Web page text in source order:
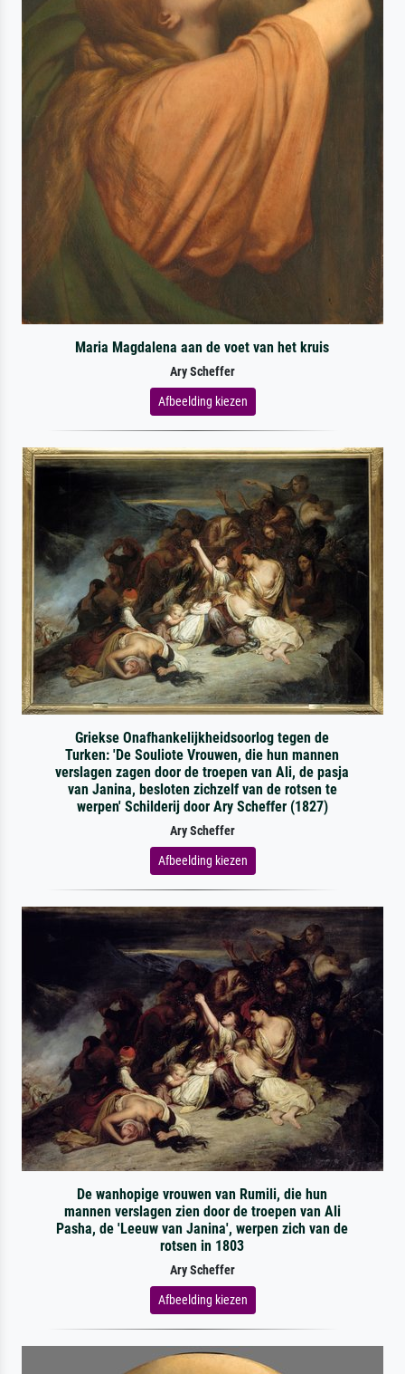
Maria Magdalena aan de voet van het kruis
Ary Scheffer
Afbeelding kiezen
Griekse Onafhankelijkheidsoorlog tegen de
Turken: 'De Souliote Vrouwen, die hun mannen
verslagen zagen door de troepen van Ali, de pasja
van Janina, besloten zichzelf van de rotsen te
werpen' Schilderij door Ary Scheffer (1827)
Ary Scheffer
Afbeelding kiezen
De wanhopige vrouwen van Rumili, die hun
mannen verslagen zien door de troepen van Ali
Pasha, de 'Leeuw van Janina', werpen zich van de
rotsen in 1803
Ary Scheffer
Afbeelding kiezen